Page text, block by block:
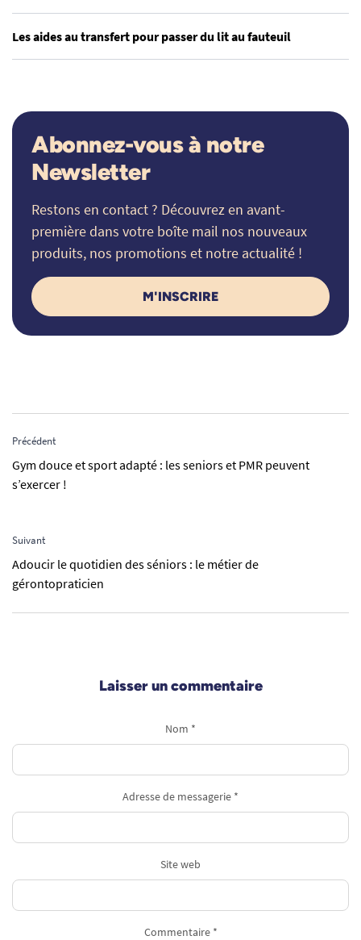
Les aides au transfert pour passer du lit au fauteuil
Abonnez-vous à notre
Newsletter
Restons en contact ? Découvrez en avant-
première dans votre boîte mail nos nouveaux
produits, nos promotions et notre actualité !
M'INSCRIRE
Précédent
Gym douce et sport adapté : les seniors et PMR peuvent
s’exercer !
Suivant
Adoucir le quotidien des séniors : le métier de
gérontopraticien
Laisser un commentaire
Nom *
Adresse de messagerie *
Site web
Commentaire *